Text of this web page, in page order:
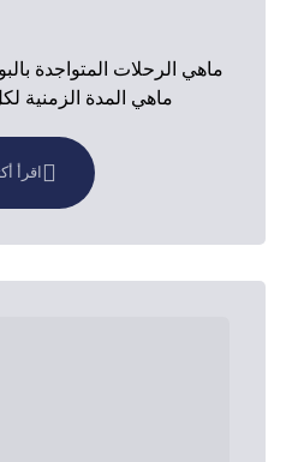
ماهي الرحلات المتواجدة
ماهي المدة الزمنية
اقرأ